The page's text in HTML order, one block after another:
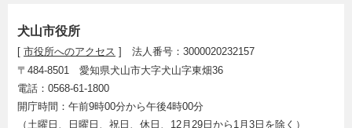
犬山市役所
[ 市役所へのアクセス ] 法人番号：3000020232157
〒484-8501 愛知県犬山市大字犬山字東畑36
電話：0568-61-1800
開庁時間：午前9時00分から午後4時00分
（土曜日、日曜日、祝日、休日、12月29日から1月3日を除く）